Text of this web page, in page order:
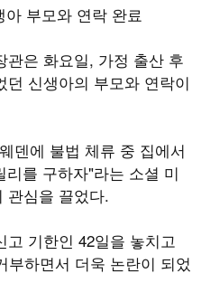
부모와 연락 완료
관은 화요일, 가정 출산 후
신생아의 부모와 연락이
덴에 불법 체류 중 집에서
를 구하자"라는 소셜 미
관심을 끌었다.
기한인 42일을 놓치고
부하면서 더욱 논란이 되었